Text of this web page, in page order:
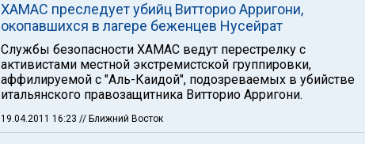
ХАМАС преследует убийц Витторио Арригони,
окопавшихся в лагере беженцев Нусейрат
Службы безопасности ХАМАС ведут перестрелку с
активистами местной экстремистской группировки,
аффилируемой с "Аль-Каидой", подозреваемых в убийстве
итальянского правозащитника Витторио Арригони.
19.04.2011 16:23 // Ближний Восток